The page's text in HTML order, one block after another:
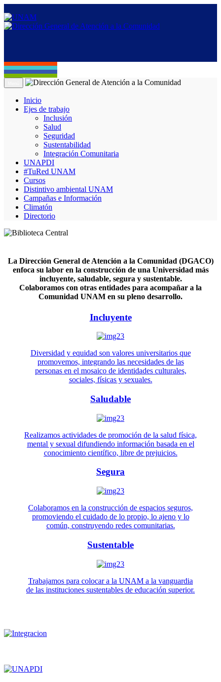
Inicio
Ejes de trabajo
Inclusión
Salud
Seguridad
Sustentabilidad
Integración Comunitaria
UNAPDI
#TuRed UNAM
Cursos
Distintivo ambiental UNAM
Campañas e Información
Climatón
Directorio
La Dirección General de Atención a la Comunidad (DGACO)
enfoca su labor en la construcción de una Universidad más
incluyente, saludable, segura y sustentable.
Colaboramos con otras entidades para acompañar a la
Comunidad UNAM en su pleno desarrollo.
Incluyente
Diversidad y equidad son valores universitarios que
promovemos, integrando las necesidades de las
personas en el mosaico de identidades culturales,
sociales, físicas y sexuales.
Saludable
Realizamos actividades de promoción de la salud física,
mental y sexual difundiendo información basada en el
conocimiento científico, libre de prejuicios.
Segura
Colaboramos en la construcción de espacios seguros,
promoviendo el cuidado de lo propio, lo ajeno y lo
común, construyendo redes comunitarias.
Sustentable
Trabajamos para colocar a la UNAM a la vanguardia
de las instituciones sustentables de educación superior.